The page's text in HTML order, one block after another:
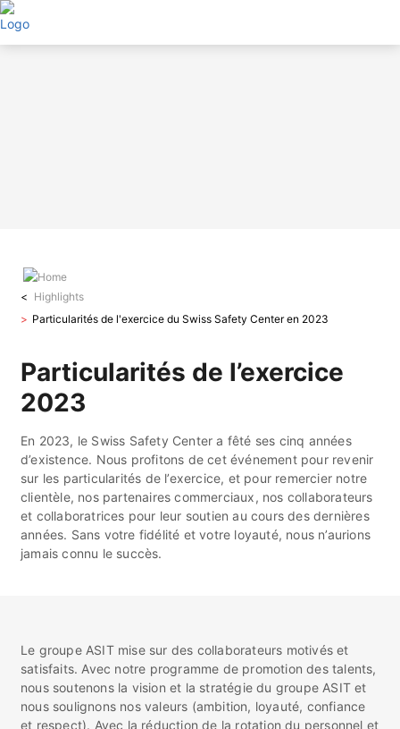
Aller
au
contenu
Highlights
Particularités de l'exercice du Swiss Safety Center en 2023
Particularités de l’exercice
2023
En 2023, le Swiss Safety Center a fêté ses cinq années
d’existence. Nous profitons de cet événement pour revenir
sur les particularités de l’exercice, et pour remercier notre
clientèle, nos partenaires commerciaux, nos collaborateurs
et collaboratrices pour leur soutien au cours des dernières
années. Sans votre fidélité et votre loyauté, nous n’aurions
jamais connu le succès.
Le groupe ASIT mise sur des collaborateurs motivés et
satisfaits. Avec notre programme de promotion des talents,
nous soutenons la vision et la stratégie du groupe ASIT et
nous soulignons nos valeurs (ambition, loyauté, confiance
et respect). Avec la réduction de la rotation du personnel et